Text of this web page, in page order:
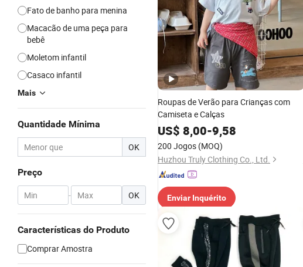
Fato de banho para menina
Macacão de uma peça para
bebê
Moletom infantil
Casaco infantil
Mais
Quantidade Mínima
OK
Preço
- OK
Características do Produto
Comprar Amostra
Roupas de Verão para Crianças com
Camiseta e Calças
US$ 8,00-9,58
200 Jogos (MOQ)
Huzhou Truly Clothing Co., Ltd.
Enviar Inquérito